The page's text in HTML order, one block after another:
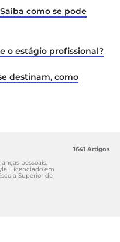
como se pode
o estágio profissional?
destinam, como
pessoais,
Licenciado em
Superior de
1641 Artigos